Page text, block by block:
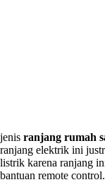
jenis ranjang rumah
ranjang elektrik ini
listrik karena ranjang
bantuan remote control.